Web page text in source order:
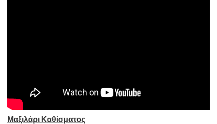
Μαξιλάρι Καθίσματος